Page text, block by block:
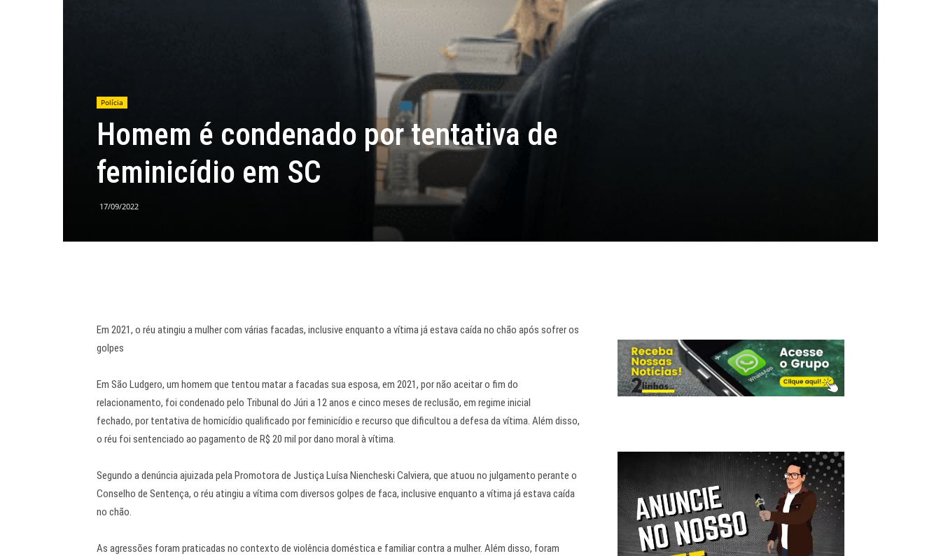
Polícia
Homem é condenado por tentativa de
feminicídio em SC
17/09/2022
Em 2021, o réu atingiu a mulher com várias facadas, inclusive enquanto a vítima já estava caída no chão após sofrer os
golpes
Em São Ludgero, um homem que tentou matar a facadas sua esposa, em 2021, por não aceitar o fim do
relacionamento, foi condenado pelo Tribunal do Júri a 12 anos e cinco meses de reclusão, em regime inicial
fechado, por tentativa de homicídio qualificado por feminicídio e recurso que dificultou a defesa da vítima. Além disso,
o réu foi sentenciado ao pagamento de R$ 20 mil por dano moral à vítima.
Segundo a denúncia ajuizada pela Promotora de Justiça Luísa Niencheski Calviera, que atuou no julgamento perante o
Conselho de Sentença, o réu atingiu a vítima com diversos golpes de faca, inclusive enquanto a vítima já estava caída
no chão.
As agressões foram praticadas no contexto de violência doméstica e familiar contra a mulher. Além disso, foram